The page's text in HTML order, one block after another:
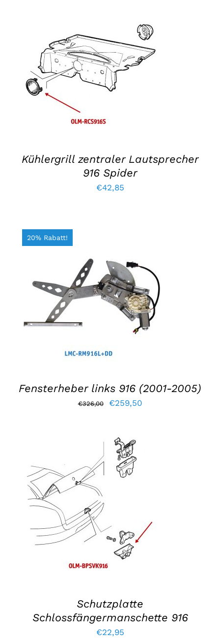
IN DEN WARENKORB LEGEN
/
EINZELHEITEN
Kühlergrill zentraler Lautsprecher
916 Spider
€42,85
20% Rabatt!
IN DEN WARENKORB LEGEN
/
EINZELHEITEN
Fensterheber links 916 (2001-2005)
€326,00
Der
war:
€326,00.
€259,50Der
IN DEN WARENKORB LEGEN
EINZELHEITEN
Schutzplatte
Schlossfängermanschette 916
€22,95